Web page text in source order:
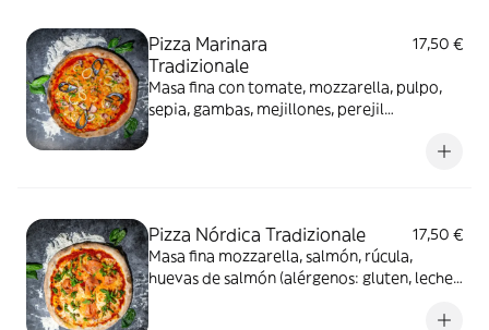
Pizza Marinara
Tradizionale
17,50 €
Masa fina con tomate, mozzarella, pulpo,
sepia, gambas, mejillones, perejil
Pizza Nórdica Tradizionale
17,50 €
Masa fina mozzarella, salmón, rúcula,
huevas de salmón (alérgenos: gluten, leche